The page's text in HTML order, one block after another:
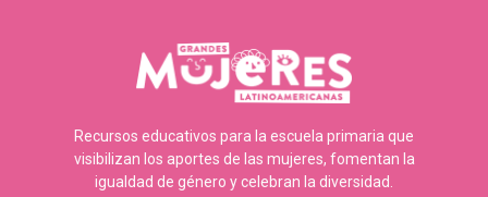
Recursos educativos para la escuela primaria que
visibilizan los aportes de las mujeres, fomentan la
igualdad de género y celebran la diversidad.